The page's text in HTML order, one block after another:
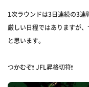
1次ラウンドは3日連続の3連
厳しい日程ではありますが
と思います。
つかむぞ❗ JFL昇格切符❗